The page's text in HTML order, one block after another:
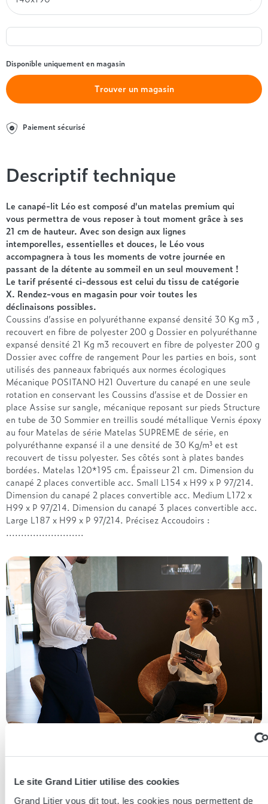
Le site Grand Litier utilise des cookies
Grand Litier vous dit tout, les cookies nous permettent de
- de 1000€
+ de 1500€
Beautyrest Luxury
Grand Litier
Simmons
Styldecor
Technilat
Tempur
Treca
+ de 1500€
Entre 1000 et 1500€
+ de 500€
+ de 1500€
Disponible uniquement en magasin
Trouver un magasin
Paiement sécurisé
Descriptif technique
Le canapé-lit Léo est composé d'un matelas premium qui
vous permettra de vous reposer à tout moment grâce à ses
21 cm de hauteur. Avec son design aux lignes
intemporelles, essentielles et douces, le Léo vous
accompagnera à tous les moments de votre journée en
passant de la détente au sommeil en un seul mouvement !
Le tarif présenté ci-dessous est celui du tissu de catégorie
X. Rendez-vous en magasin pour voir toutes les
déclinaisons possibles.
Coussins d’assise en polyuréthanne expansé densité 30 Kg m3 ,
recouvert en fibre de polyester 200 g Dossier en polyuréthanne
expansé densité 21 Kg m3 recouvert en fibre de polyester 200 g
Dossier avec coffre de rangement Pour les parties en bois, sont
utilisés des panneaux fabriqués aux normes écologiques
Mécanique POSITANO H21 Ouverture du canapé en une seule
rotation en conservant les Coussins d’assise et de Dossier en
place Assise sur sangle, mécanique reposant sur pieds Structure
en tube de 30 Sommier en treillis soudé métallique Vernis époxy
au four Matelas de série Matelas SUPREME de série, en
polyuréthanne expansé il a une densité de 30 Kg/m³ et est
recouvert de tissu polyester. Ses côtés sont à plates bandes
bordées. Matelas 120*195 cm. Épaisseur 21 cm. Dimension du
canapé 2 places convertible acc. Small L154 x H99 x P 97/214.
Dimension du canapé 2 places convertible acc. Medium L172 x
H99 x P 97/214. Dimension du canapé 3 places convertible acc.
Large L187 x H99 x P 97/214. Précisez Accoudoirs :
..........................
Essayer en magasin
Nos conseillers spécialistes du bien-être sont à votre disposition
en lieux de vente afin de vous guider au mieux vers la